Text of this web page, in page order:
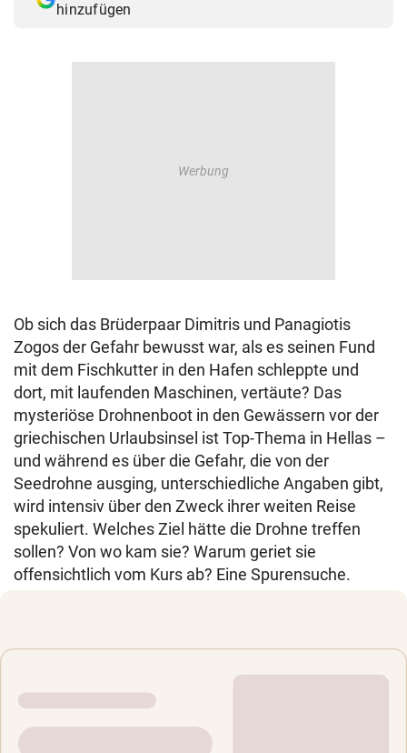
hinzufügen
Ob sich das Brüderpaar Dimitris und Panagiotis
Zogos der Gefahr bewusst war, als es seinen Fund
mit dem Fischkutter in den Hafen schleppte und
dort, mit laufenden Maschinen, vertäute? Das
mysteriöse Drohnenboot in den Gewässern vor der
griechischen Urlaubsinsel ist Top-Thema in Hellas –
und während es über die Gefahr, die von der
Seedrohne ausging, unterschiedliche Angaben gibt,
wird intensiv über den Zweck ihrer weiten Reise
spekuliert. Welches Ziel hätte die Drohne treffen
sollen? Von wo kam sie? Warum geriet sie
offensichtlich vom Kurs ab? Eine Spurensuche.